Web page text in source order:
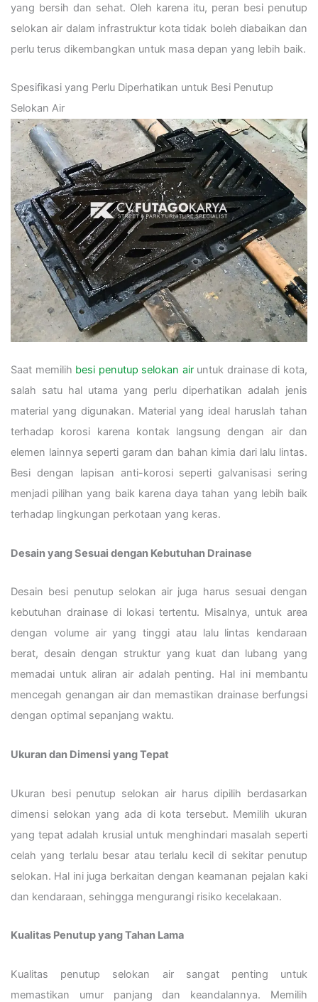
yang bersih dan sehat. Oleh karena itu, peran besi penutup
selokan air dalam infrastruktur kota tidak boleh diabaikan dan
perlu terus dikembangkan untuk masa depan yang lebih baik.
Spesifikasi yang Perlu Diperhatikan untuk Besi Penutup
Selokan Air
Saat memilih besi penutup selokan airuntuk drainase di kota,
salah satu hal utama yang perlu diperhatikan adalah jenis
material yang digunakan. Material yang ideal haruslah tahan
terhadap korosi karena kontak langsung dengan air dan
elemen lainnya seperti garam dan bahan kimia dari lalu lintas.
Besi dengan lapisan anti-korosi seperti galvanisasi sering
menjadi pilihan yang baik karena daya tahan yang lebih baik
terhadap lingkungan perkotaan yang keras.
Desain yang Sesuai dengan Kebutuhan Drainase
Desain besi penutup selokan air juga harus sesuai dengan
kebutuhan drainase di lokasi tertentu. Misalnya, untuk area
dengan volume air yang tinggi atau lalu lintas kendaraan
berat, desain dengan struktur yang kuat dan lubang yang
memadai untuk aliran air adalah penting. Hal ini membantu
mencegah genangan air dan memastikan drainase berfungsi
dengan optimal sepanjang waktu.
Ukuran dan Dimensi yang Tepat
Ukuran besi penutup selokan air harus dipilih berdasarkan
dimensi selokan yang ada di kota tersebut. Memilih ukuran
yang tepat adalah krusial untuk menghindari masalah seperti
celah yang terlalu besar atau terlalu kecil di sekitar penutup
selokan. Hal ini juga berkaitan dengan keamanan pejalan kaki
dan kendaraan, sehingga mengurangi risiko kecelakaan.
Kualitas Penutup yang Tahan Lama
Kualitas penutup selokan air sangat penting untuk
memastikan umur panjang dan keandalannya. Memilih